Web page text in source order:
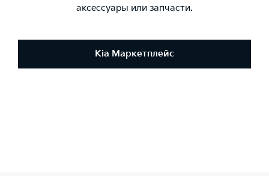
аксессуары или запчасти.
Kia Маркетплейс